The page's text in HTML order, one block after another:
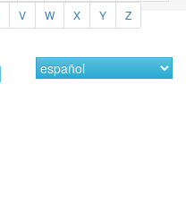
V W X Y Z